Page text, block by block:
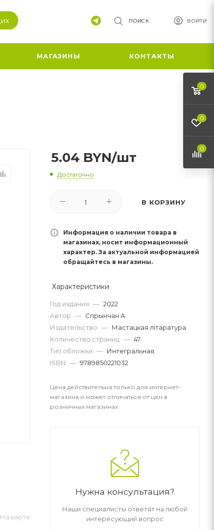
ВОЙТИ
ПОИСК
МАГАЗИНЫ КОНТАКТЫ
На карте
5.04 BYN/шт
Достаточно
В КОРЗИНУ
Информация о наличии товара в
магазинах, носит информационный
характер. За актуальной информацией
обращайтесь в магазины.
Характеристики
Год издания — 2022
Автор — Спрынчан А.
Издательство — Мастацкая літаратура
Количество страниц — 47
Тип обложки — Интегральная
ISBN — 9789850221032
Цена действительна только для интернет-
магазина и может отличаться от цен в
розничных магазинах
Нужна консультация?
Наши специалисты ответят на любой
интересующий вопрос
0
0
0